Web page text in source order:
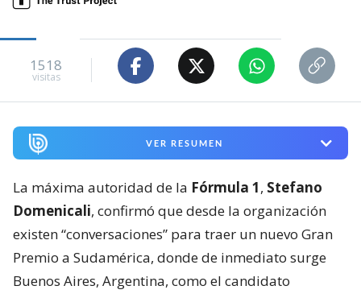
1518
visitas
VER RESUMEN
La máxima autoridad de la Fórmula 1, Stefano
Domenicali, confirmó que desde la organización
existen “conversaciones” para traer un nuevo Gran
Premio a Sudamérica, donde de inmediato surge
Buenos Aires, Argentina, como el candidato